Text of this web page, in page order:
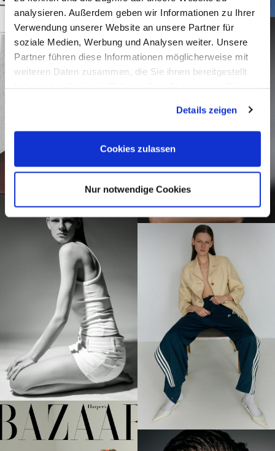
analysieren. Außerdem geben wir Informationen zu Ihrer
Verwendung unserer Website an unsere Partner für
soziale Medien, Werbung und Analysen weiter. Unsere
Partner führen diese Informationen möglicherweise mit
weiteren Daten zusammen, die Sie ihnen bereitgestellt
Details zeigen
Cookies zulassen
Nur notwendige Cookies